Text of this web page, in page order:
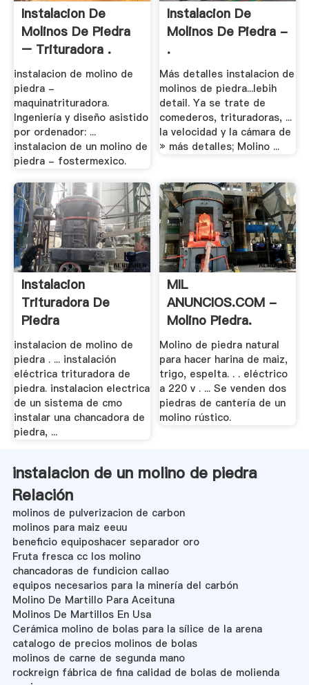
Instalacion De
Molinos De Piedra
– Trituradora .
instalacion de molino de
piedra -
maquinatrituradora.
Ingeniería y diseño asistido
por ordenador: ...
instalacion de un molino de
piedra - fostermexico.
Instalacion De
Molinos De Piedra -
.
Más detalles instalacion de
molinos de piedra...lebih
detail. Ya se trate de
comederos, trituradoras, ...
la velocidad y la cámara de
» más detalles; Molino ...
Instalacion
Trituradora De
Piedra
instalacion de molino de
piedra . ... instalación
eléctrica trituradora de
piedra. instalacion electrica
de un sistema de cmo
instalar una chancadora de
piedra, ...
MIL
ANUNCIOS.COM -
Molino Piedra.
Motor De .
Molino de piedra natural
para hacer harina de maiz,
trigo, espelta. . . eléctrico
a 220 v . ... Se venden dos
piedras de cantería de un
molino rústico.
instalacion de un molino de piedra
Relación
molinos de pulverizacion de carbon
molinos para maiz eeuu
beneficio equiposhacer separador oro
Fruta fresca cc los molino
chancadoras de fundicion callao
equipos necesarios para la minería del carbón
Molino De Martillo Para Aceituna
Molinos De Martillos En Usa
Cerámica molino de bolas para la sílice de la arena
catalogo de precios molinos de bolas
molinos de carne de segunda mano
rockreign fábrica de fina calidad de bolas de molienda